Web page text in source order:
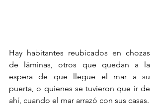
Hay habitantes reubicados en chozas
de láminas, otros que quedan a la
espera de que llegue el mar a su
puerta, o quienes se tuvieron que ir de
ahí, cuando el mar arrazó con sus casas.